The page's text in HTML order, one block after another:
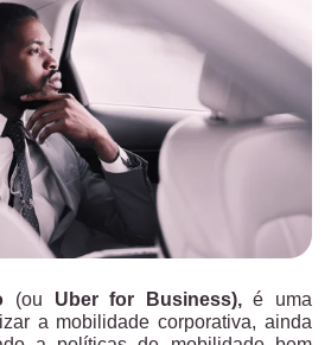
(ou Uber for Business),é uma
a mobilidade corporativa, ainda